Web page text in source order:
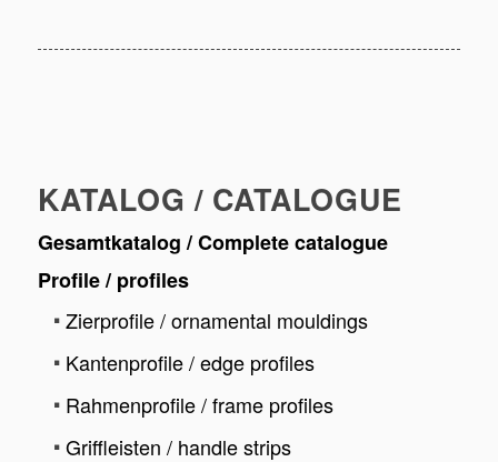
KATALOG / CATALOGUE
Gesamtkatalog / Complete catalogue
Profile / profiles
Zierprofile / ornamental mouldings
Kantenprofile / edge profiles
Rahmenprofile / frame profiles
Griffleisten / handle strips